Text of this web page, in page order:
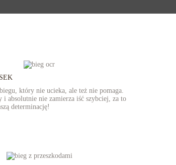
który nie ucieka, ale też nie pomaga.
i absolutnie nie zamierza iść szybciej, za to
determinację!